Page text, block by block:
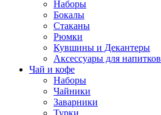
Наборы
Бокалы
Стаканы
Рюмки
Кувшины и Декантеры
Аксессуары для напитков
Чай и кофе
Наборы
Чайники
Заварники
Турки